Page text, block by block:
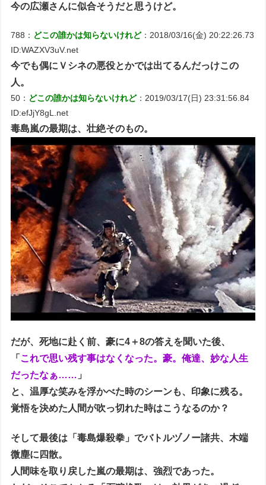
今の広瀬さんに似合そうだと思うけど。
788： どこの誰かは知らないけれど：2018/03/16(金) 20:22:26.73
ID:WAZXV3uV.net
今でも偶にＶシネの悪役とかでは出てるんだっけこの
人。
50： どこの誰かは知らないけれど：2019/03/17(日) 23:31:56.84
ID:efJjY8gL.net
毒島嵐の最期は、壮絶そのもの。
だが、死地に赴く前、豪に4＋8の答えを聞いた後、
「 これで思い残す事はなくなった。豪。俺達、妙な人生
だったなぁ…… 」
と、温厚な笑みを浮かべた時のシーンも、印象に残る。
覚悟を決めた人間が吹っ切れた時はこうなるのか？
そして最後は「毒島爆殺拳」でバトルヅノー諸共、木端
微塵に四散。
人間味を取り戻した嵐の最期は、強烈であった。